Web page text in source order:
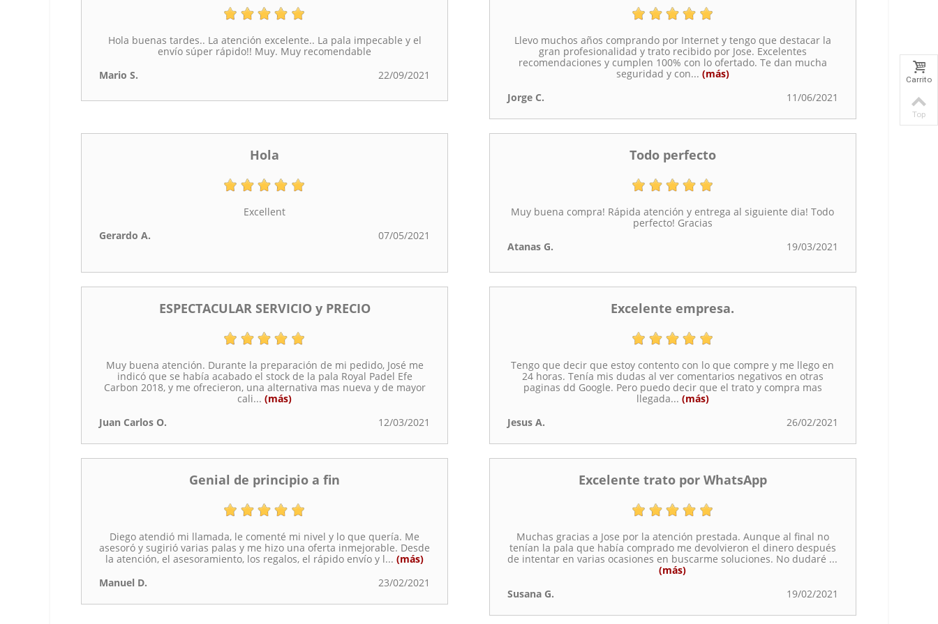
Hola buenas tardes.. La atención excelente.. La pala impecable y el
envío súper rápido!! Muy. Muy recomendable
Mario S.
22/09/2021
Llevo muchos años comprando por Internet y tengo que destacar la
gran profesionalidad y trato recibido por Jose. Excelentes
recomendaciones y cumplen 100% con lo ofertado. Te dan mucha
seguridad y con... (más)
Jorge C.
11/06/2021
Hola
Excellent
Gerardo A.
07/05/2021
Todo perfecto
Muy buena compra! Rápida atención y entrega al siguiente dia! Todo
perfecto! Gracias
Atanas G.
19/03/2021
ESPECTACULAR SERVICIO y PRECIO
Muy buena atención. Durante la preparación de mi pedido, José me
indicó que se había acabado el stock de la pala Royal Padel Efe
Carbon 2018, y me ofrecieron, una alternativa mas nueva y de mayor
cali...(más)
Juan Carlos O.
12/03/2021
Excelente empresa.
Tengo que decir que estoy contento con lo que compre y me llego en
24 horas. Tenía mis dudas al ver comentarios negativos en otras
paginas dd Google. Pero puedo decir que el trato y compra mas
llegada... (más)
Jesus A.
26/02/2021
Genial de principio a fin
Diego atendió mi llamada, le comenté mi nivel y lo que quería. Me
asesoró y sugirió varias palas y me hizo una oferta inmejorable. Desde
la atención, el asesoramiento, los regalos, el rápido envío y l...(más)
Manuel D.
23/02/2021
Excelente trato por WhatsApp
Muchas gracias a Jose por la atención prestada. Aunque al final no
tenían la pala que había comprado me devolvieron el dinero después
de intentar en varias ocasiones en buscarme soluciones. No dudaré ...
(más)
Susana G.
19/02/2021
Carrito
Top